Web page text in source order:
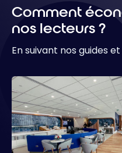
Comment
nos lecteurs ?
En suivant nos guides